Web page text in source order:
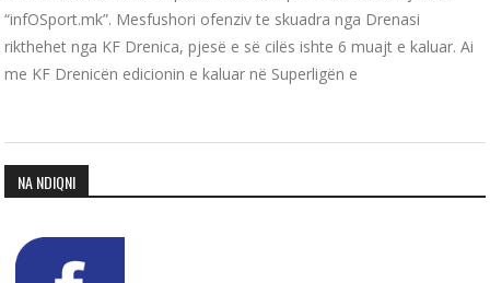
“infOSport.mk”. Mesfushori ofenziv te skuadra nga Drenasi
rikthehet nga KF Drenica, pjesë e së cilës ishte 6 muajt e kaluar. Ai
me KF Drenicën edicionin e kaluar në Superligën e
NA NDIQNI